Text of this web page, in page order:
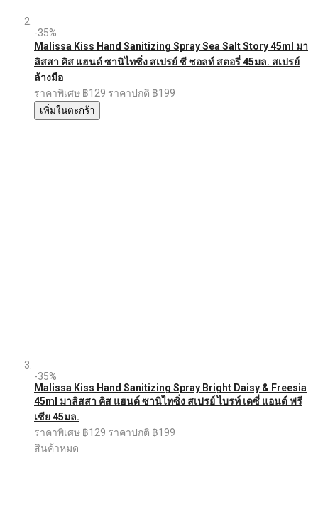
-35%
Malissa Kiss Hand Sanitizing Spray Sea Salt Story 45ml มา
ลิสสา คิส แฮนด์ ซานิไทซิ่ง สเปรย์ ซี ซอลท์ สตอรี่ 45มล. สเปรย์
ล้างมือ
ราคาพิเศษ ฿129 ราคาปกติ ฿199
เพิ่มในตะกร้า
-35%
Malissa Kiss Hand Sanitizing Spray Bright Daisy & Freesia
45ml มาลิสสา คิส แฮนด์ ซานิไทซิ่ง สเปรย์ ไบรท์ เดซี่ แอนด์ ฟรี
เซีย 45มล.
ราคาพิเศษ ฿129 ราคาปกติ ฿199
สินค้าหมด